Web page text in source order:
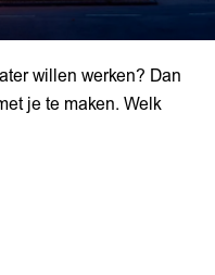
willen werken? Dan
je te maken. Welk